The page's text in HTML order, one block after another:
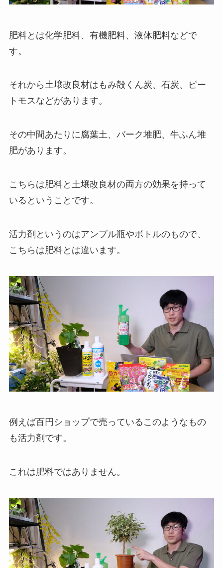
肥料とは化学肥料、有機肥料、液体肥料などで
す。
それから土壌改良材はもみ殻くん炭、石炭、ピー
トモスなどがあります。
その中間あたりに腐葉土、バーク堆肥、牛ふん堆
肥があります。
こちらは肥料と土壌改良材の両方の効果を持って
いるということです。
活力剤というのはアンプル瓶やボトルのもので、
こちらは肥料とは違います。
例えば百円ショップで売っているこのようなもの
も活力剤です。
これは肥料ではありません。